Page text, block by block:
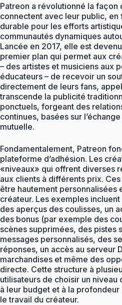
Patreon a révolutionné la façon
connectent avec leur public, en
durable pour les efforts
communautés dynamiques
Lancée en 2017, elle est
premier plan qui permet aux
– des artistes et musiciens aux
éducateurs – de recevoir un
directement de leurs fans,
transcende la publicité
ponctuels, forgeant des
continues, basées sur
mutuelle.
Fondamentalement, Patreon
plateforme d’adhésion. Les
«niveaux» qui offrent diverses
aux clients à différents prix.
être hautement personnalisées
créateur. Les exemples
des aperçus des coulisses, un
des bonus (par exemple des
scènes supprimées, des pistes
messages personnalisés, des
réponses, un accès au serveur
marchandises et même des
directe. Cette structure à
utilisateurs de choisir un
à leur budget et à la
le travail du créateur.